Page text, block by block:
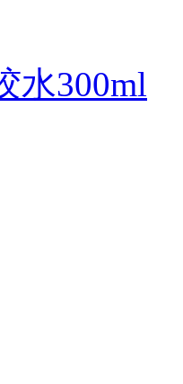
水300ml